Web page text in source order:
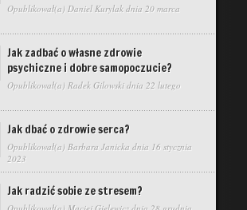
Opublikował(a) Daniel Kurylakdnia 20 marca
Jak zadbać o własne zdrowie
psychiczne i dobre samopoczucie?
Opublikował(a) Radek Gilowskidnia 22 lutego
Jak dbać o zdrowie serca?
Opublikował(a) Barbara Janicka dnia 16 stycznia
2023
Jak radzić sobie ze stresem?